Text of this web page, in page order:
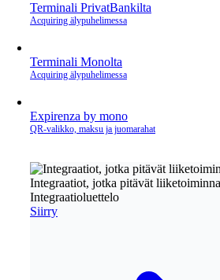
Terminali PrivatBankilta
Acquiring älypuhelimessa
Terminali Monolta
Acquiring älypuhelimessa
Expirenza by mono
QR‑valikko, maksu ja juomarahat
Integraatiot, jotka pitävät
Integraatioluettelo
Siirry